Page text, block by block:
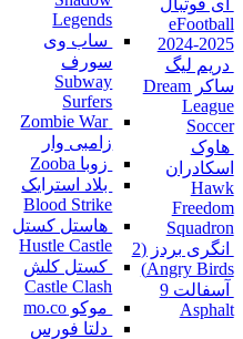
ای فوتبال
eFootball
2024-2025
دریم لیگ
ساکر Dream
League
Soccer
هاوک
اسکادران
Hawk
Freedom
Squadron
انگری بردز (2
Angry Birds)
آسفالت 9
Asphalt
Legends
ساب وی
سورف
Subway
Surfers
Zombie War
زامبی وار
زوبا Zooba
بلاد استرایک
Blood Strike
هاستل کستل
Hustle Castle
کستل کلش
Castle Clash
موکو mo.co
دلتا فورس